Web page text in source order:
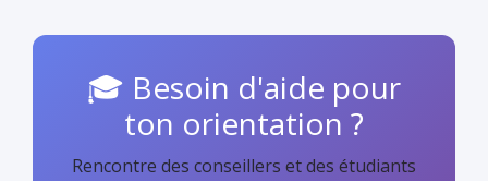
🎓 Besoin d'aide pour
ton orientation ?
Rencontre des conseillers et des étudiants